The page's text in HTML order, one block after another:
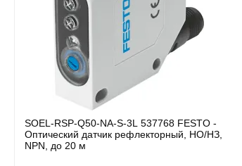
SOEL-RSP-Q50-NA-S-3L 537768 FESTO -
Оптический датчик рефлекторный, НО/НЗ,
NPN, до 20 м